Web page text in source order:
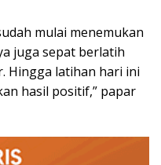
mulai menemukan
juga sepat berlatih
Hingga latihan hari ini
hasil positif,” papar